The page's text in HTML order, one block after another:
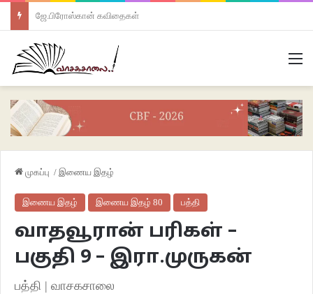
ஜே.பிரோஸ்கான் கவிதைகள்
முகப்பு / இணைய இதழ்
இணைய இதழ் இணைய இதழ் 80 பத்தி
வாதவூரான் பரிகள் –
பகுதி 9 – இரா.முருகன்
பத்தி | வாசகசாலை